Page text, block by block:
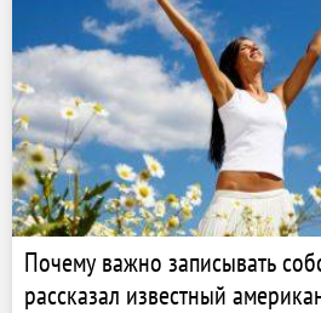
Почему важно записывать
рассказал известный